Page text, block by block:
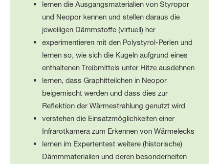
lernen die Ausgangsmaterialien von Styropor
und Neopor kennen und stellen daraus die
jeweiligen Dämmstoffe (virtuell) her
experimentieren mit den Polystyrol-Perlen und
lernen so, wie sich die Kugeln aufgrund eines
enthaltenen Treibmittels unter Hitze ausdehnen
lernen, dass Graphitteilchen in Neopor
beigemischt werden und dass dies zur
Reflektion der Wärmestrahlung genutzt wird
verstehen die Einsatzmöglichkeiten einer
Infrarotkamera zum Erkennen von Wärmelecks
lernen im Expertentest weitere (historische)
Dämmmaterialien und deren besonderheiten